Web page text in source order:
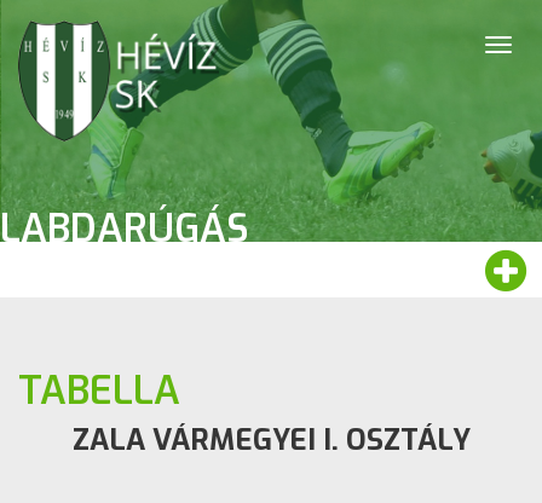
LABDARÚGÁS
TABELLA
ZALA VÁRMEGYEI I. OSZTÁLY